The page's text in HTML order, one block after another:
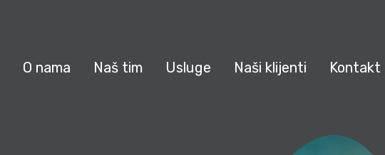
O nama Naš tim Usluge Naši klijenti Kontakt